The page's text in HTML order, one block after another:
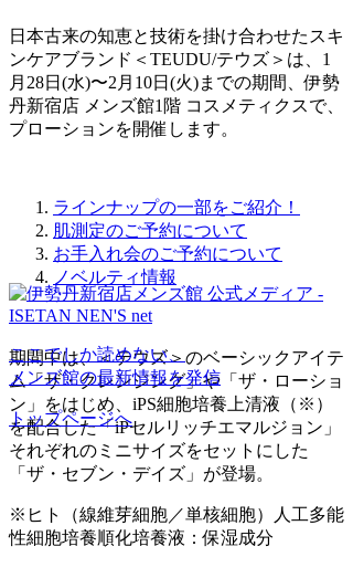
日本古来の知恵と技術を掛け合わせたスキ
ンケアブランド＜TEUDU/テウズ＞は、1
月28日(水)〜2月10日(火)までの期間、伊勢
丹新宿店 メンズ館1階 コスメティクスで、
プローションを開催します。
ラインナップの一部をご紹介！
肌測定のご予約について
お手入れ会のご予約について
ノベルティ情報
期間中は、＜テウズ＞のベーシックアイテ
ム「ザ・クレンジング」や「ザ・ローショ
ン」をはじめ、iPS細胞培養上清液（※）
を配合した「iPセルリッチエマルジョン」
それぞれのミニサイズをセットにした
「ザ・セブン・デイズ」が登場。
※ヒト（線維芽細胞／単核細胞）人工多能
性細胞培養順化培養液：保湿成分
ここでしか読めない、
メンズ館の最新情報を発信
トップページへ